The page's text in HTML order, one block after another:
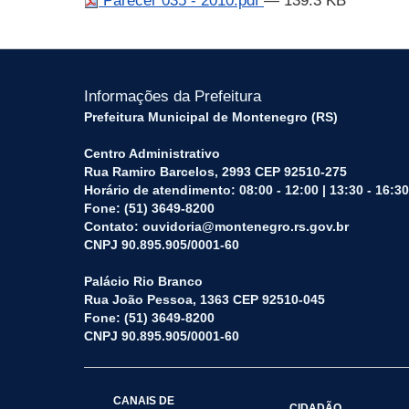
Informações da Prefeitura
Prefeitura Municipal de Montenegro (RS)
Centro Administrativo
Rua Ramiro Barcelos, 2993 CEP 92510-275
Horário de atendimento: 08:00 - 12:00 | 13:30 - 16:30
Fone: (51) 3649-8200
Contato: ouvidoria@montenegro.rs.gov.br
CNPJ 90.895.905/0001-60
Palácio Rio Branco
Rua João Pessoa, 1363 CEP 92510-045
Fone: (51) 3649-8200
CNPJ 90.895.905/0001-60
CANAIS DE